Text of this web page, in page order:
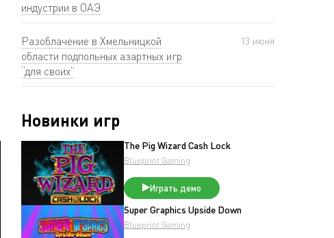
индустрии в ОАЭ
Разоблачение в Хмельницкой
области подпольных азартных игр
“для своих”
13 июня
Новинки игр
The Pig Wizard Cash Lock
Blueprint Gaming
Играть демо
Super Graphics Upside Down
Blueprint Gaming